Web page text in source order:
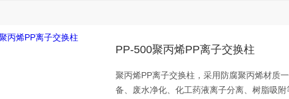
PP-500聚丙烯PP离子交换柱
聚丙烯PP离子交换柱，采用防腐聚丙烯材质
备、废水净化、化工药液离子分离、树脂吸